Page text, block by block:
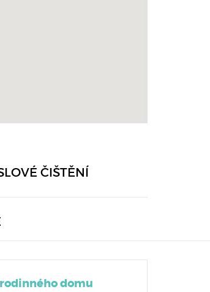
ČIŠTĚNÍ
domu